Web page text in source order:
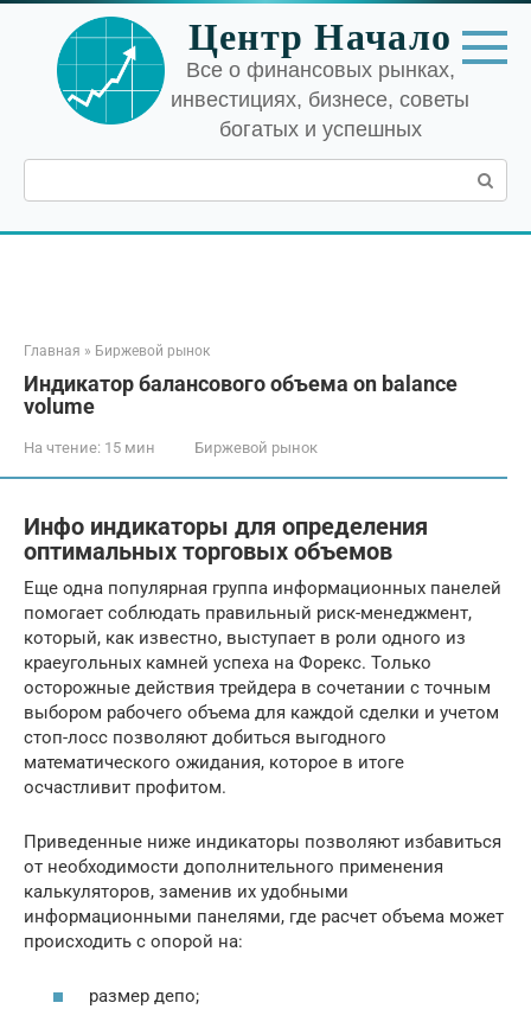
Перейти
контенту
Центр Начало
Все о финансовых рынках,
инвестициях, бизнесе, советы
богатых и успешных
Поиск:
Главная » Биржевой рынок
Индикатор балансового объема on balance
volume
На чтение: 15 мин Биржевой рынок
Инфо индикаторы для определения
оптимальных торговых объемов
Еще одна популярная группа информационных панелей
помогает соблюдать правильный риск-менеджмент,
который, как известно, выступает в роли одного из
краеугольных камней успеха на Форекс. Только
осторожные действия трейдера в сочетании с точным
выбором рабочего объема для каждой сделки и учетом
стоп-лосс позволяют добиться выгодного
математического ожидания, которое в итоге
осчастливит профитом.
Приведенные ниже индикаторы позволяют избавиться
от необходимости дополнительного применения
калькуляторов, заменив их удобными
информационными панелями, где расчет объема может
происходить с опорой на:
размер депо;